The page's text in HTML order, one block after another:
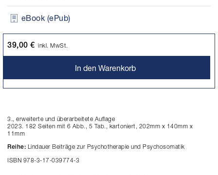
eBook (ePub)
39,00 € inkl. MwSt.
In den Warenkorb
3., erweiterte und überarbeitete Auflage
2023. 182 Seiten mit 6 Abb., 5 Tab., kartoniert, 202mm x 140mm x
11mm
Reihe: Lindauer Beiträge zur Psychotherapie und Psychosomatik
ISBN 978-3-17-039774-3